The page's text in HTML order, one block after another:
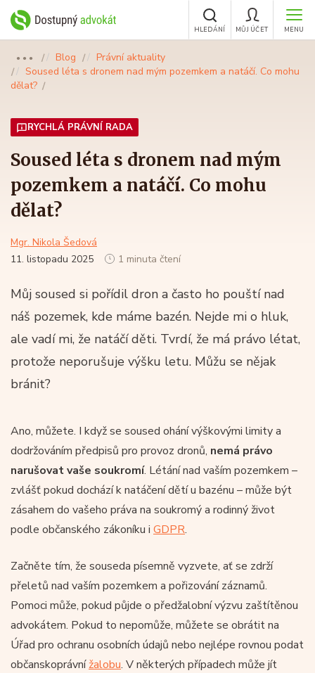
MENU
MŮJ ÚČET
HLEDÁNÍ
●●● Blog
Právní aktuality
Soused léta s dronem nad mým pozemkem a natáčí. Co mohu
dělat?
RYCHLÁ PRÁVNÍ RADA
Soused léta s dronem nad mým
pozemkem a natáčí. Co mohu
dělat?
Mgr. Nikola Šedová
11. listopadu 2025
1 minuta čtení
Můj soused si pořídil dron a často ho pouští nad
náš pozemek, kde máme bazén. Nejde mi o hluk,
ale vadí mi, že natáčí děti. Tvrdí, že má právo létat,
protože neporušuje výšku letu. Můžu se nějak
bránit?
Ano, můžete. I když se soused ohání výškovými limity a
dodržováním předpisů pro provoz dronů, nemá právo
narušovat vaše soukromí. Létání nad vaším pozemkem –
zvlášť pokud dochází k natáčení dětí u bazénu – může být
zásahem do vašeho práva na soukromý a rodinný život
podle občanského zákoníku i GDPR.
Začněte tím, že souseda písemně vyzvete, ať se zdrží
přeletů nad vaším pozemkem a pořizování záznamů.
Pomoci může, pokud půjde o předžalobní výzvu zaštítěnou
advokátem. Pokud to nepomůže, můžete se obrátit na
Úřad pro ochranu osobních údajů nebo nejlépe rovnou podat
občanskoprávnížalobu. V některých případech může jít